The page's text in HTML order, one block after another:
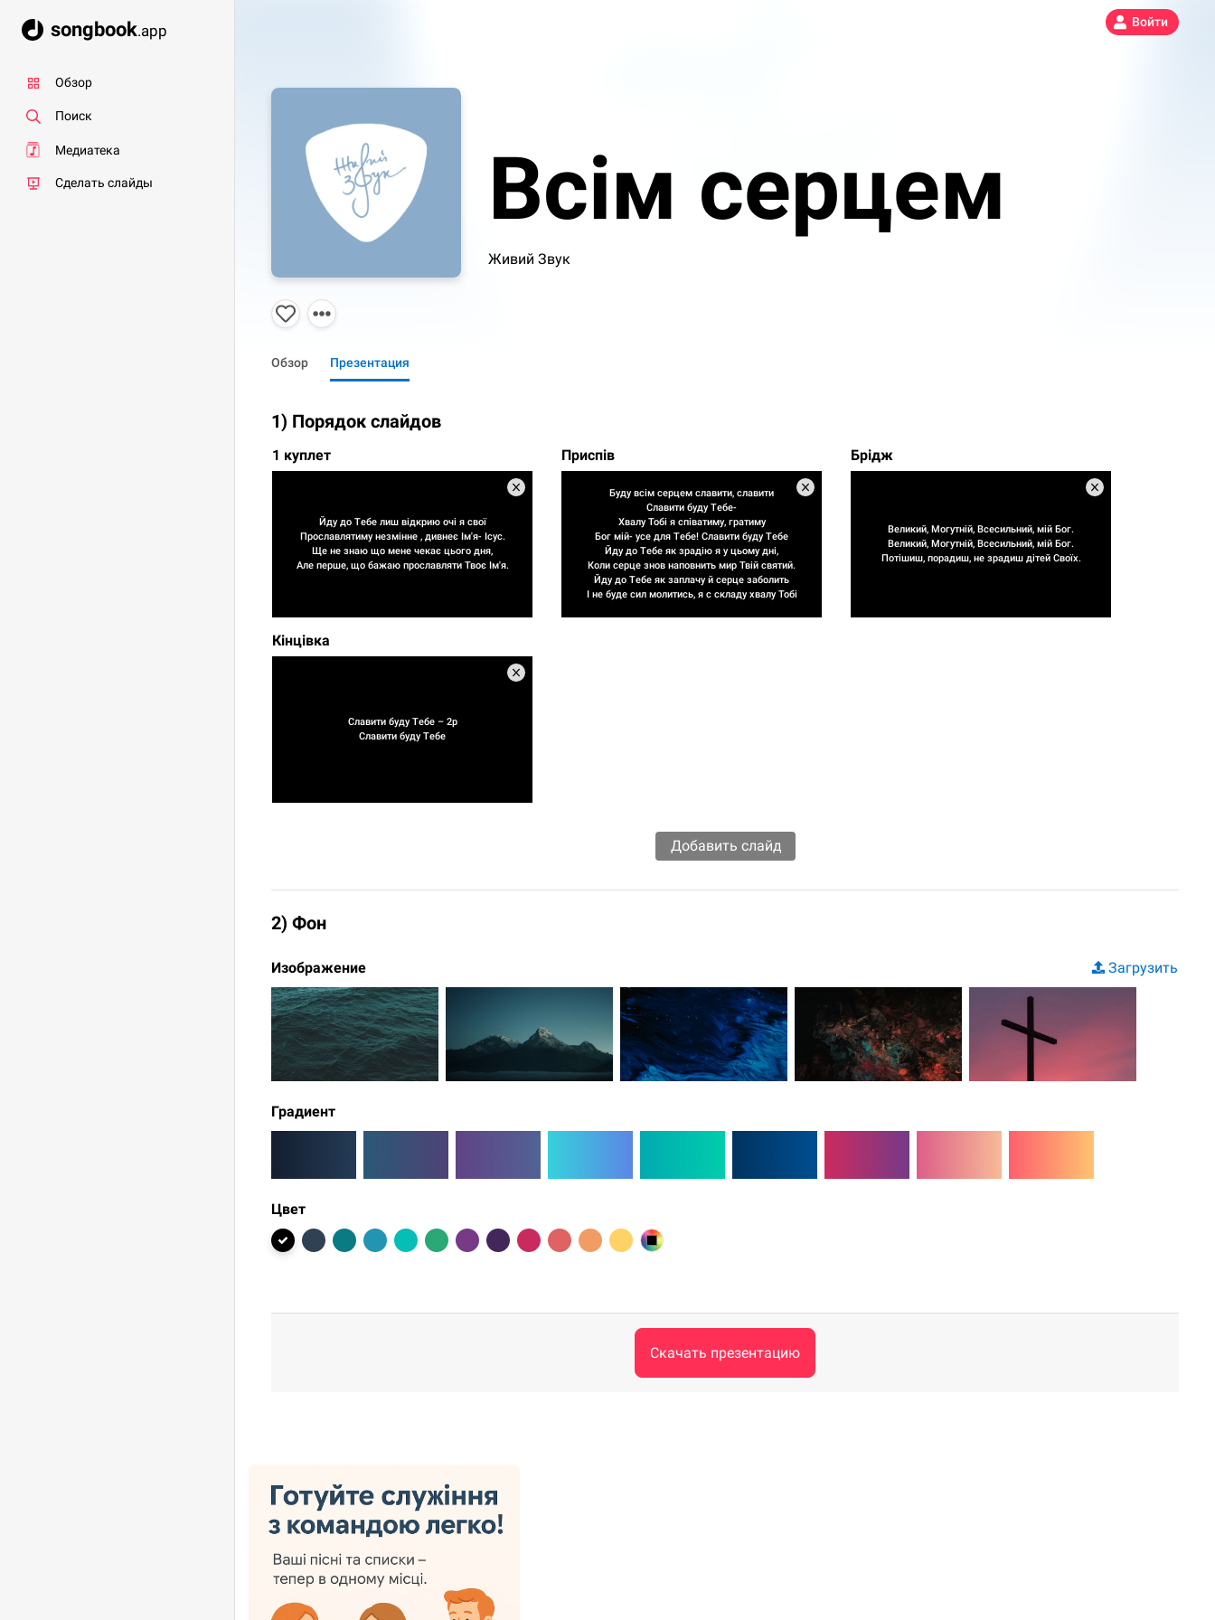
songbook.app
Обзор
Поиск
Медиатека
Сделать слайды
Войти
Всім серцем
Живий Звук
Обзор Презентация
1) Порядок слайдов
1 куплет
Йду до Тебе лиш відкрию очі я свої
Прославлятиму незмінне , дивнеє Ім'я- Ісус.
Ще не знаю що мене чекає цього дня,
Але перше, що бажаю прославляти Твоє Ім'я.
Приспів
Буду всім серцем славити, славити
Славити буду Тебе-
Хвалу Тобі я співатиму, гратиму
Бог мій- усе для Тебе! Славити буду Тебе
Йду до Тебе як зрадію я у цьому дні,
Коли серце знов наповнить мир Твій святий.
Йду до Тебе як заплачу й серце заболить
І не буде сил молитись, я с складу хвалу Тобі
Брідж
Великий, Могутній, Всесильний, мій Бог.
Великий, Могутній, Всесильний, мій Бог.
Потішиш, порадиш, не зрадиш дітей Своїх.
Кінцівка
Славити буду Тебе – 2р
Славити буду Тебе
2) Фон
Изображение Загрузить
Градиент
Цвет
Скачать презентацию